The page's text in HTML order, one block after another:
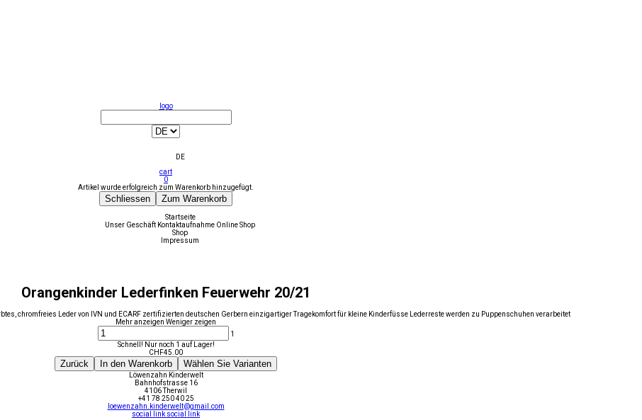
logo
DE
cart
0
Artikel wurde erfolgreich zum Warenkorb hinzugefügt.
Schliessen Zum Warenkorb
Startseite
Unser Geschäft Kontaktaufnahme Online Shop
Shop
Impressum
Orangenkinder Lederfinken Feuerwehr 20/21
chromfreies Leder von IVN und ECARF zertifizierten deutschen Gerbern einzigartiger Tragekomfort für kleine Kinderfüsse Lederreste werden zu Puppenschuhen verarbeitet
Mehr anzeigen Weniger zeigen
1
Schnell! Nur noch 1 auf Lager!
CHF45.00
Zurück In den Warenkorb Wählen Sie Varianten
Löwenzahn Kinderwelt
Bahnhofstrasse 16
4106 Therwil
+41 78 250 40 25
loewenzahn.kinderwelt@gmail.com
social link social link